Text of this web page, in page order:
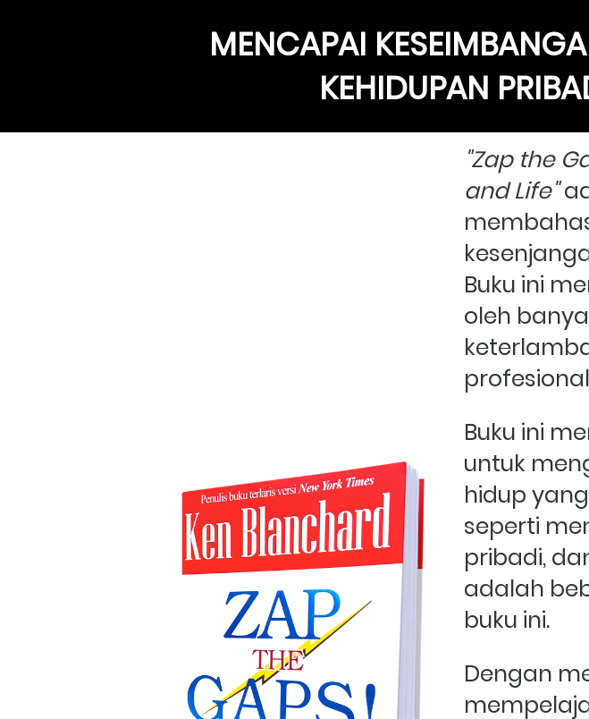
MENCAPAI
KEHIDUPAN
"Zap the
and Life"
Buku ini
oleh
Buku ini
untuk
hidup
seperti
pribadi,
adalah
buku ini.
Dengan